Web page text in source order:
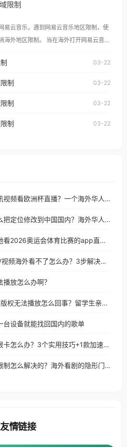
平台一样，出现地区及版权限制问题，且
放。 遇到这个问题的朋友们，
国加速器，即可解决「海外用户收听腾讯
、加拿大、澳大利亚、欧洲等国家和地区
扰。
限制
易云音乐，遇到网易云音乐地区限制，使
限制。 当在海外打开网易云音
、澳门、台湾、美
、澳大利亚、欧洲等国家和地区时，网易
在中国大陆地区播放。 遇到这个问题
云音乐地区版权限制」的问题，无论人在
03-22
制 03-22
制 03-22
制 03-22
马来西亚怎么用腾讯视频看欧洲杯直播？一个海外华人的真实困扰与破解
在美国用百合网怎么把定位修改到中国国内？海外华人必备的回国加速指南
在海外，如何优雅地看2026奥运会体育比赛的app直播？
海外党必看：CCTV视频海外看不了怎么办？3步解决地区限制+追剧自由
放怎么办啊？
在国外QQ音乐因为版权无法播放怎么回事？留学生亲测有效的解决办法
台设备就能找回国内的歌单
在国外用上游新闻很卡怎么办？3个实用技巧+1款加速器解决海外看国内内容难题
手机西瓜视频地区限制怎么解决的？海外看剧的隐形门与钥匙
友情链接